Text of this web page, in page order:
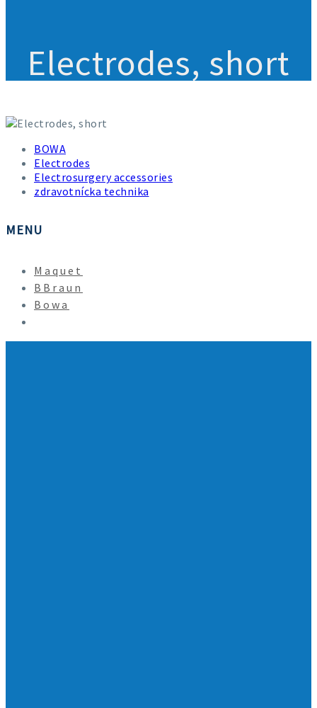
Electrodes, short
Electrodes, short
BOWA
Electrodes
Electrosurgery accessories
zdravotnícka technika
MENU
Maquet
BBraun
Bowa